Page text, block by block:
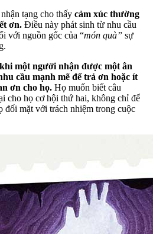
tạng cho thấy cảm xúc thường
ơn. Điều này phát sinh từ nhu cầu
với nguồn gốc của “món quà” sự
khi một người nhận được một ân
cầu mạnh mẽ để trả ơn hoặc ít
ơn cho họ. Họ muốn biết câu
cho họ cơ hội thứ hai, không chỉ để
đối mặt với trách nhiệm trong cuộc